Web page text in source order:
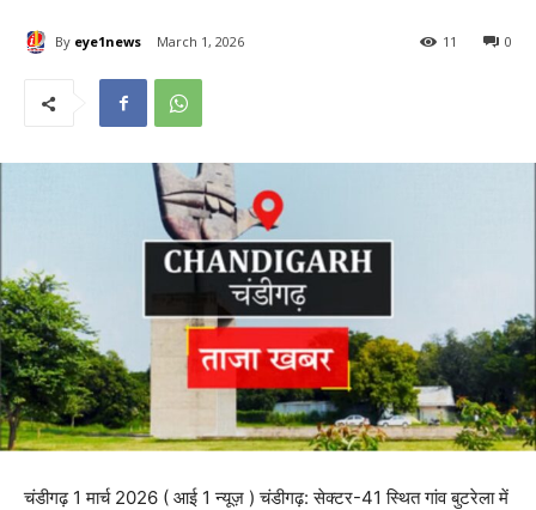
By eye1news March 1, 2026 0
11
चंडीगढ़ 1 मार्च 2026 ( आई 1 न्यूज़ ) चंडीगढ़: सेक्टर-41 स्थित गांव बुटरेला में